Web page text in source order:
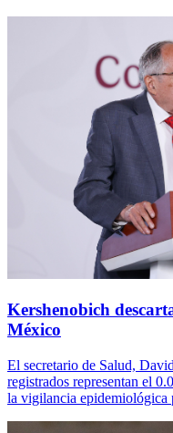
Kershenobich
México
El secretario de Salud,
registrados representan el
la vigilancia epidemiológica